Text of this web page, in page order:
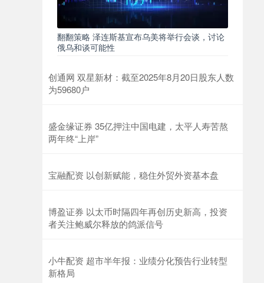
翻翻策略 泽连斯基宣布乌美将举行会谈，讨论
俄乌和谈可能性
创通网 双星新材：截至2025年8月20日股东人数
为59680户
盛金缘证券 35亿押注中国电建，太平人寿苦熬
两年终“上岸”
宝融配资 以创新赋能，稳住外贸外资基本盘
博盈证券 以太币时隔四年再创历史新高，投资
者关注鲍威尔释放的鸽派信号
小牛配资 超市半年报：业绩分化预告行业转型
新格局